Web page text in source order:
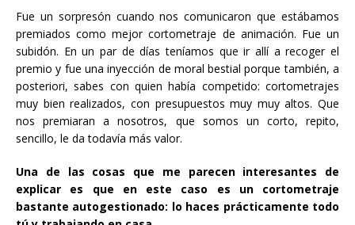
Fue un sorpresón cuando nos comunicaron que estábamos
premiados como mejor cortometraje de animación. Fue un
subidón. En un par de días teníamos que ir allí a recoger el
premio y fue una inyección de moral bestial porque también, a
posteriori, sabes con quien había competido: cortometrajes
muy bien realizados, con presupuestos muy muy altos. Que
nos premiaran a nosotros, que somos un corto, repito,
sencillo, le da todavía más valor.
Una de las cosas que me parecen interesantes de
explicar es que en este caso es un cortometraje
bastante autogestionado: lo haces prácticamente todo